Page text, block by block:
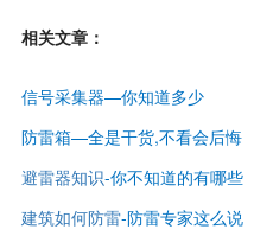
相关文章：
信号采集器—你知道多少
防雷箱—全是干货,不看会后悔
避雷器知识-你不知道的有哪些
建筑如何防雷-防雷专家这么说